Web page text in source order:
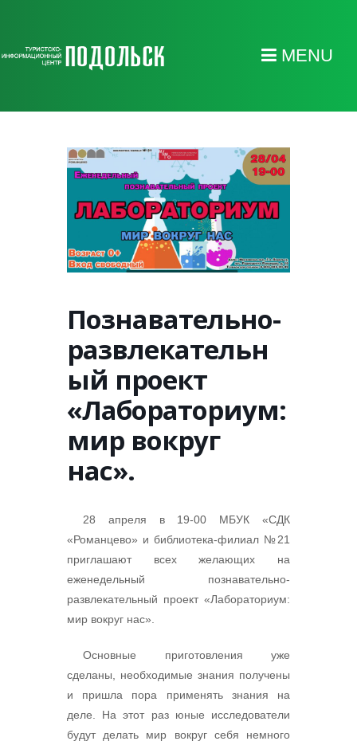
MENU
Познавательно-
развлекательн
ый проект
«Лабораториум:
мир вокруг
нас».
28 апреля в 19-00 МБУК «СДК
«Романцево» и библиотека-филиал №21
приглашают всех желающих на
еженедельный познавательно-
развлекательный проект «Лабораториум:
мир вокруг нас».
Основные приготовления уже
сделаны, необходимые знания получены
и пришла пора применять знания на
деле. На этот раз юные исследователи
будут делать мир вокруг себя немного